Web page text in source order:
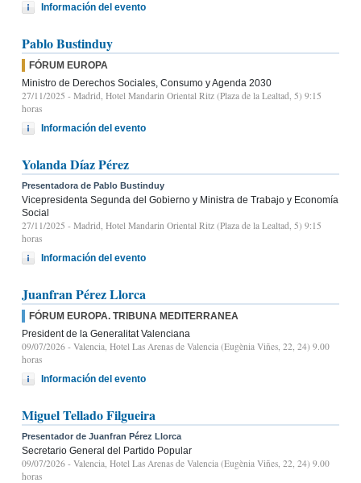
Información del evento
Pablo Bustinduy
FÓRUM EUROPA
Ministro de Derechos Sociales, Consumo y Agenda 2030
27/11/2025 - Madrid, Hotel Mandarin Oriental Ritz (Plaza de la Lealtad, 5) 9:15
horas
Información del evento
Yolanda Díaz Pérez
Presentadora de Pablo Bustinduy
Vicepresidenta Segunda del Gobierno y Ministra de Trabajo y Economía
Social
27/11/2025 - Madrid, Hotel Mandarin Oriental Ritz (Plaza de la Lealtad, 5) 9:15
horas
Información del evento
Juanfran Pérez Llorca
FÓRUM EUROPA. TRIBUNA MEDITERRANEA
President de la Generalitat Valenciana
09/07/2026 - Valencia, Hotel Las Arenas de Valencia (Eugènia Viñes, 22, 24) 9.00
horas
Información del evento
Miguel Tellado Filgueira
Presentador de Juanfran Pérez Llorca
Secretario General del Partido Popular
09/07/2026 - Valencia, Hotel Las Arenas de Valencia (Eugènia Viñes, 22, 24) 9.00
horas